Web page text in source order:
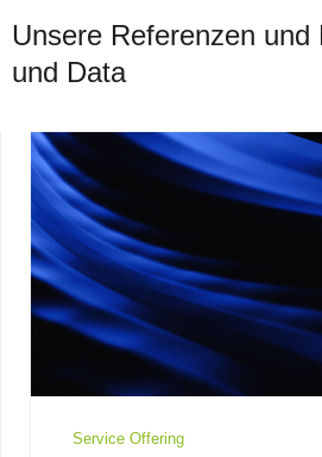
Unsere Referenzen und
und Data
Service Offering